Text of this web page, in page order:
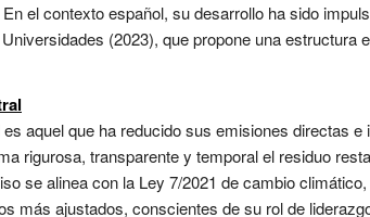
el contexto español, su desarrollo ha sido
(2023), que propone una
aquel que ha reducido sus emisiones directas
rigurosa, transparente y temporal el residuo
se alinea con la Ley 7/2021 de cambio
más ajustados, conscientes de su rol de